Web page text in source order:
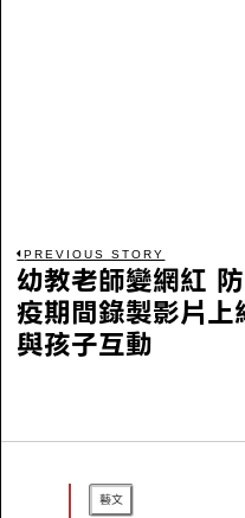
PREVIOUS STORY
幼教老師變網紅 防
疫期間錄製影片上
與孩子互動
藝文